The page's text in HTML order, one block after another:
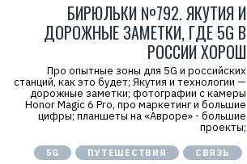
БИРЮЛЬКИ №792. ЯКУТИЯ И
ДОРОЖНЫЕ ЗАМЕТКИ, ГДЕ 5G В
РОССИИ ХОРОШ
Про опытные зоны для 5G и российских
станций, как это будет; Якутия и технологии —
дорожные заметки; фотографии с камеры
Honor Magic 6 Pro, про маркетинг и большие
цифры; планшеты на «Авроре» - большие
проекты;
5G ПУТЕШЕСТВИЯ
СВЯЗЬ